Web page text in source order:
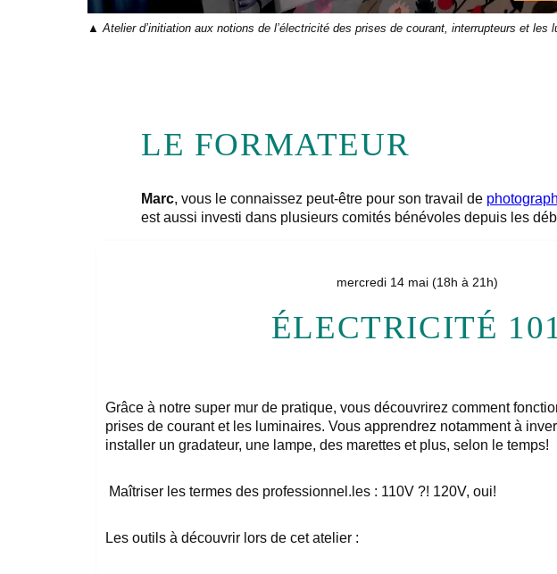
Atelier d’initiation aux notions de l’électricité des prises de courant, interrupteurs et les
LE FORMATEUR
Marc, vous le connaissez peut-être pour son travail de
est aussi investi dans plusieurs comités bénévoles depuis les
mercredi 14 mai (18h à 21h)
ÉLECTRICITÉ 101
Grâce à notre super mur de pratique, vous découvrirez comment
prises de courant et les luminaires. Vous apprendrez notamment à
installer un gradateur, une lampe, des marettes et plus, selon le temps!
Maîtriser les termes des professionnel.les : 110V ?! 120V, oui!
Les outils à découvrir lors de cet atelier :